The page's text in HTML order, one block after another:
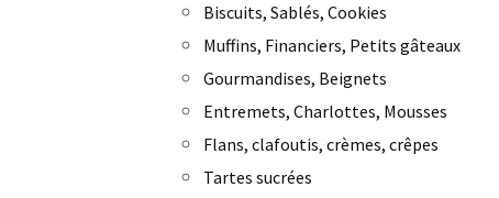
Biscuits, Sablés, Cookies
Muffins, Financiers, Petits gâteaux
Gourmandises, Beignets
Entremets, Charlottes, Mousses
Flans, clafoutis, crèmes, crêpes
Tartes sucrées